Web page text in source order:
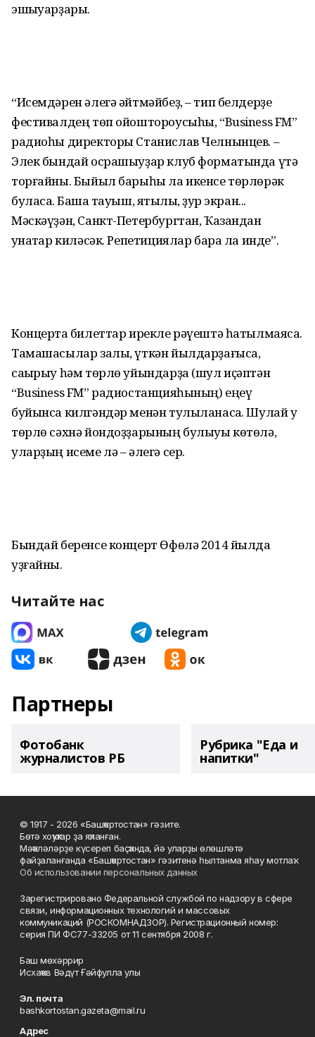
эшҡыуарҙары.
“Исемдәрен әлегә әйтмәйбеҙ, – тип белдерҙе
фестивалдең төп ойоштороусыһы, “Business FM”
радиоһы директоры Станислав Челнынцев. –
Элек бындай осрашыуҙар клуб форматында үтә
торғайны. Быйыл барыһы ла икенсе төрлөрәк
буласаҡ. Башҡа тауыш, яҡтылыҡ, ҙур экран...
Мәскәүҙән, Санкт-Петербургтан, Ҡазандан
ҡунаҡтар киләсәк. Репетициялар бара ла инде”.
Концертҡа билеттар ирекле рәүештә һатылмаясаҡ.
Тамашасылар залы, үткән йылдарҙағыса,
саҡырыу һәм төрлө уйындарҙа (шул иҫәптән
“Business FM” радиостанцияһының) еңеү
буйынса килгәндәр менән тулыланасаҡ. Шулай уҡ
төрлө сәхнә йондоҙҙарының булыуы көтөлә,
уларҙың исеме лә – әлегә сер.
Бындай беренсе концерт Өфөлә 2014 йылда
уҙғайны.
Читайте нас
Партнеры
Фотобанк
журналистов РБ
Рубрика "Еда и
напитки"
© 1917 - 2026 «Башҡортостан» гәзите.
Бөтә хоҡуҡтар ҙа яҡланған.
Мәҡәләләрҙе күсереп баҫҡанда, йә уларҙы өлөшләтә
файҙаланғанда «Башҡортостан» гәзитенә һылтанма яһау мотлаҡ.
Об использовании персональных данных
Зарегистрировано Федеральной службой по надзору в сфере
связи, информационных технологий и массовых
коммуникаций (РОСКОМНАДЗОР). Регистрационный номер:
серия ПИ ФС77-33205 от 11 сентября 2008 г.
Баш мөхәррир
Исхаҡов Вәдүт Ғәйфулла улы
Эл. почта
bashkortostan.gazeta@mail.ru
Адрес